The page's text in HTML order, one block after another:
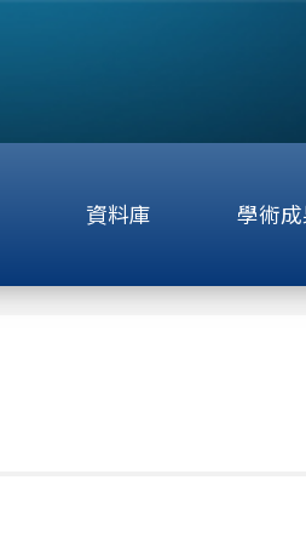
資料庫 學術